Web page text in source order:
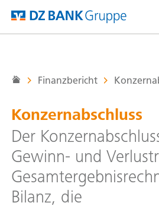
zum
Inhalt
Finanzbericht
Konzernabschluss
Der
Gewinn- und
Bilanz, die